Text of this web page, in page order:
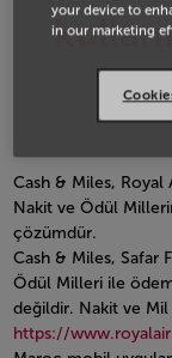
Cash & Miles, Royal
Nakit ve Ödül
çözümdür.
Cash & Miles, Safar
Ödül Milleri ile
değildir. Nakit ve
https://
your device to
in our marketing